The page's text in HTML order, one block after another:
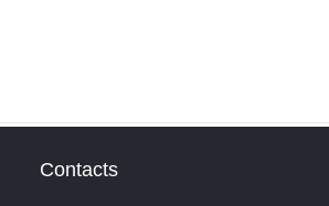
Contacts